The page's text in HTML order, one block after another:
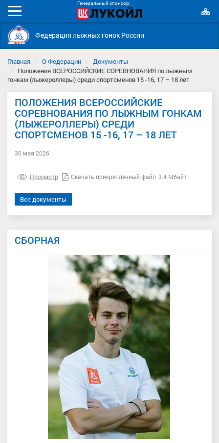
Генеральный спонсор:
Мобильное
меню
Федерация лыжных гонок России
Главная О Федерации
Документы
Положения ВСЕРОССИЙСКИЕ СОРЕВНОВАНИЯ по лыжным
гонкам (лыжероллеры) среди спортсменов 15 -16, 17 – 18 лет
ПОЛОЖЕНИЯ ВСЕРОССИЙСКИЕ
СОРЕВНОВАНИЯ ПО ЛЫЖНЫМ ГОНКАМ
(ЛЫЖЕРОЛЛЕРЫ) СРЕДИ
СПОРТСМЕНОВ 15 -16, 17 – 18 ЛЕТ
30 мая 2026
Просмотр Скачать прикрепленный файл 3.4 Мбайт
Все документы
СБОРНАЯ